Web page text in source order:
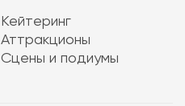
Кейтеринг
Аттракционы
Сцены и подиумы